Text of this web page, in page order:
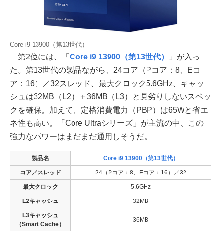
Core i9 13900（第13世代）
第2位には、「 Core i9 13900（第13世代）
」が入っ
た。第13世代の製品ながら、24コア（Pコア：8、Eコ
ア：16）／32スレッド、最大クロック5.6GHz、キャッ
シュは32MB（L2）＋36MB（L3）と見劣りしないスペッ
クを確保。加えて、定格消費電力（PBP）は65Wと省エ
ネ性も高い。「Core Ultraシリーズ」が主流の中、この
強力なパワーはまだまだ通用しそうだ。
製品名 Core i9 13900（第13世代）
コア／スレッド 24（Pコア：8、Eコア：16）／32
最大クロック 5.6GHz
L2キャッシュ 32MB
L3キャッシュ
（Smart Cache）
36MB